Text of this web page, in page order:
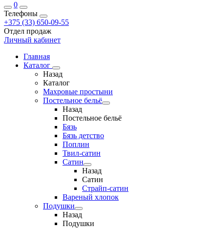
0
Телефоны
+375 (33) 650-09-55
Отдел продаж
Личный кабинет
Главная
Каталог
Назад
Каталог
Махровые простыни
Постельное бельё
Назад
Постельное бельё
Бязь
Бязь детство
Поплин
Твил-сатин
Сатин
Назад
Сатин
Страйп-сатин
Вареный хлопок
Подушки
Назад
Подушки